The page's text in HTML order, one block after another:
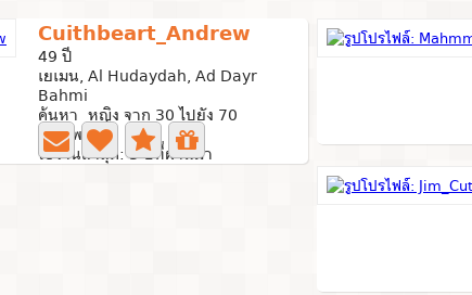
Cuithbeart_Andrew
49 ปี
เยเมน, Al Hudaydah, Ad Dayr
Bahmi
ค้นหา หญิง จาก 30 ไปยัง 70
0 ภาพถ่าย
ใช้งานล่าสุด: 3 ปีที่ผ่านมา